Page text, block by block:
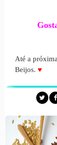
Até a
Beijos. ♥